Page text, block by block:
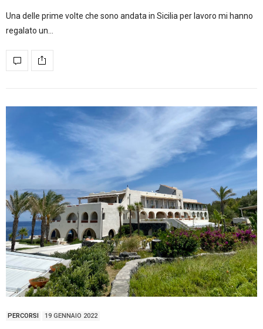
Una delle prime volte che sono andata in Sicilia per lavoro mi hanno
regalato un…
PERCORSI 19 GENNAIO 2022